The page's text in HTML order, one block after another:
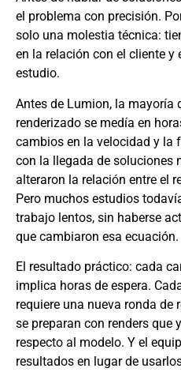
el problema con precisión.
solo una molestia técnica:
en la relación con el cliente y
estudio.
Antes de Lumion, la mayoría
renderizado se medía en
cambios en la velocidad y la
con la llegada de soluciones
alteraron la relación entre el
Pero muchos estudios
trabajo lentos, sin haberse
que cambiaron esa ecuación.
El resultado práctico: cada
implica horas de espera.
requiere una nueva ronda de
se preparan con renders que
respecto al modelo. Y el
resultados en lugar de